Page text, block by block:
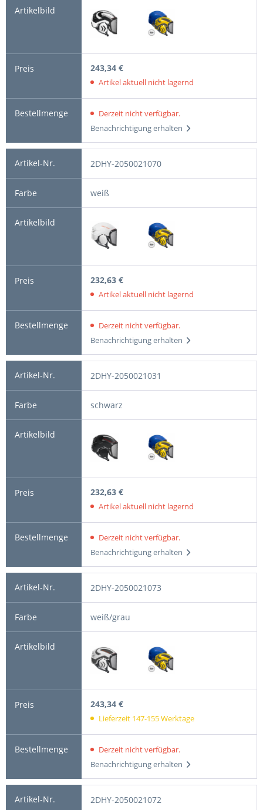
243,34 €
Artikel aktuell nicht lagernd
Derzeit nicht verfügbar.
Benachrichtigung erhalten
2DHY-2050021070
weiß
232,63 €
Artikel aktuell nicht lagernd
Derzeit nicht verfügbar.
Benachrichtigung erhalten
2DHY-2050021031
schwarz
232,63 €
Artikel aktuell nicht lagernd
Derzeit nicht verfügbar.
Benachrichtigung erhalten
2DHY-2050021073
weiß/grau
243,34 €
Lieferzeit 147-155 Werktage
Derzeit nicht verfügbar.
Benachrichtigung erhalten
2DHY-2050021072